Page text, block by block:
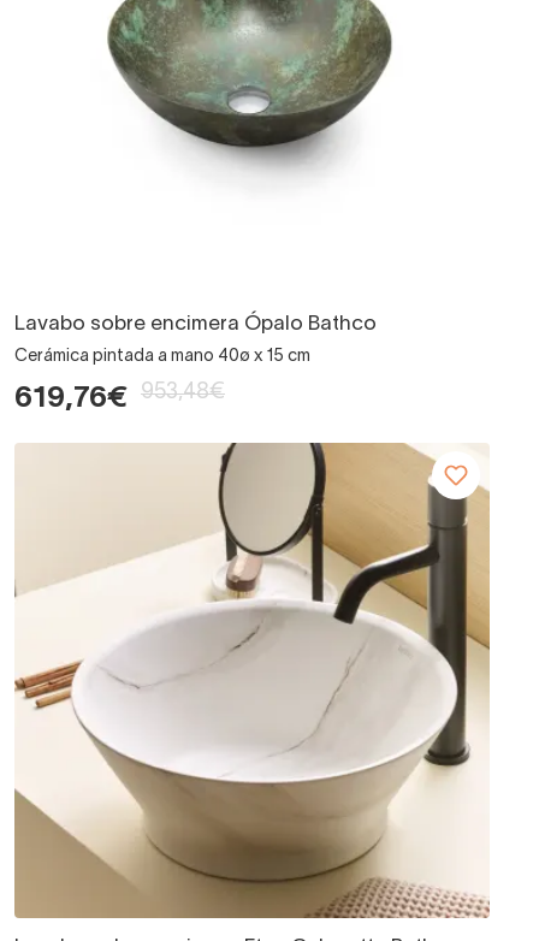
Lavabo sobre encimera Ópalo Bathco
Cerámica pintada a mano 40ø x 15 cm
619,76€ 953,48€